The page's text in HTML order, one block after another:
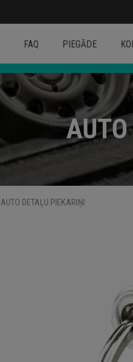
FAQ PIEGĀDE
AUTO DETAĻU PIEKARIŅI